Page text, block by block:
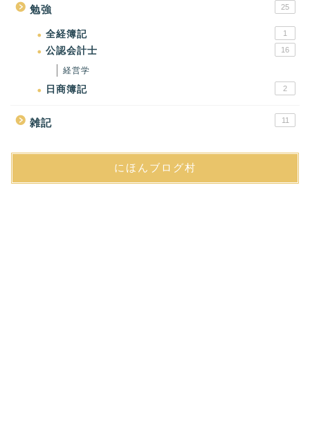
勉強 25
全経簿記 1
公認会計士 16
経営学
日商簿記 2
雑記 11
にほんブログ村